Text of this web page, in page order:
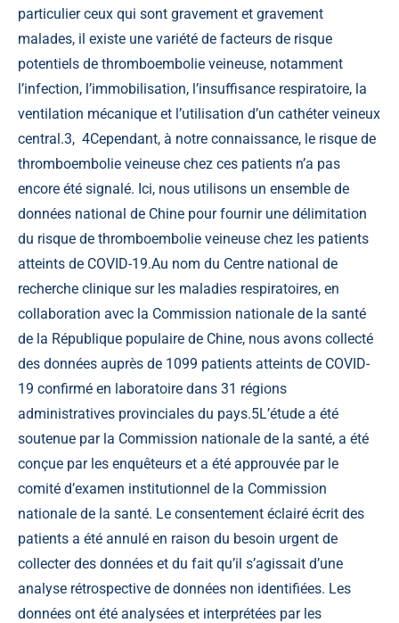
particulier ceux qui sont gravement et gravement
malades, il existe une variété de facteurs de risque
potentiels de thromboembolie veineuse, notamment
l’infection, l’immobilisation, l’insuffisance respiratoire, la
ventilation mécanique et l’utilisation d’un cathéter veineux
central.3, 4Cependant, à notre connaissance, le risque de
thromboembolie veineuse chez ces patients n’a pas
encore été signalé. Ici, nous utilisons un ensemble de
données national de Chine pour fournir une délimitation
du risque de thromboembolie veineuse chez les patients
atteints de COVID-19.Au nom du Centre national de
recherche clinique sur les maladies respiratoires, en
collaboration avec la Commission nationale de la santé
de la République populaire de Chine, nous avons collecté
des données auprès de 1099 patients atteints de COVID-
19 confirmé en laboratoire dans 31 régions
administratives provinciales du pays.5L’étude a été
soutenue par la Commission nationale de la santé, a été
conçue par les enquêteurs et a été approuvée par le
comité d’examen institutionnel de la Commission
nationale de la santé. Le consentement éclairé écrit des
patients a été annulé en raison du besoin urgent de
collecter des données et du fait qu’il s’agissait d’une
analyse rétrospective de données non identifiées. Les
données ont été analysées et interprétées par les